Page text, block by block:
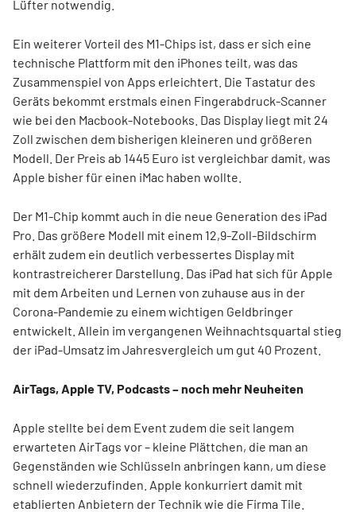
Lüfter notwendig.
Ein weiterer Vorteil des M1-Chips ist, dass er sich eine
technische Plattform mit den iPhones teilt, was das
Zusammenspiel von Apps erleichtert. Die Tastatur des
Geräts bekommt erstmals einen Fingerabdruck-Scanner
wie bei den Macbook-Notebooks. Das Display liegt mit 24
Zoll zwischen dem bisherigen kleineren und größeren
Modell. Der Preis ab 1445 Euro ist vergleichbar damit, was
Apple bisher für einen iMac haben wollte.
Der M1-Chip kommt auch in die neue Generation des iPad
Pro. Das größere Modell mit einem 12,9-Zoll-Bildschirm
erhält zudem ein deutlich verbessertes Display mit
kontrastreicherer Darstellung. Das iPad hat sich für Apple
mit dem Arbeiten und Lernen von zuhause aus in der
Corona-Pandemie zu einem wichtigen Geldbringer
entwickelt. Allein im vergangenen Weihnachtsquartal stieg
der iPad-Umsatz im Jahresvergleich um gut 40 Prozent.
AirTags, Apple TV, Podcasts – noch mehr Neuheiten
Apple stellte bei dem Event zudem die seit langem
erwarteten AirTags vor – kleine Plättchen, die man an
Gegenständen wie Schlüsseln anbringen kann, um diese
schnell wiederzufinden. Apple konkurriert damit mit
etablierten Anbietern der Technik wie die Firma Tile.